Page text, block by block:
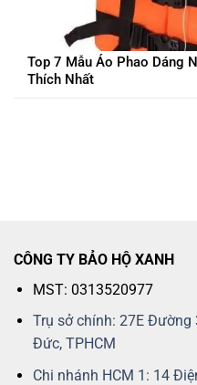
Top 7 Mẫu Áo Phao Dáng
Thích Nhất
CÔNG TY BẢO HỘ XANH
MST: 0313520977
Trụ sở chính: 27E Đường
Đức, TPHCM
Chi nhánh HCM 1: 14